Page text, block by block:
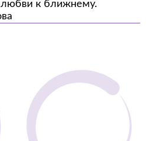
любви к ближнему.